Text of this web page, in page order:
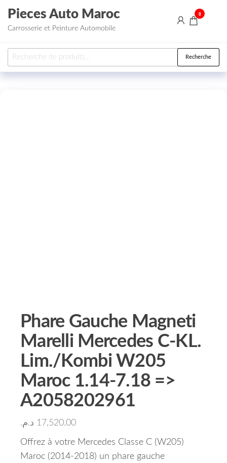
Aller au contenu
Pieces Auto Maroc
Carrosserie et Peinture Automobile
0
Recherche pour : Recherche
Phare Gauche Magneti
Marelli Mercedes C-KL.
Lim./Kombi W205
Maroc 1.14-7.18 =>
A2058202961
17,520.00 د.م.
Offrez à votre Mercedes Classe C (W205)
Maroc (2014-2018) un phare gauche